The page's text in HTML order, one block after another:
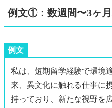
例文①：数週間〜3ヶ
例文
私は、短期留学経験で環境
来、異文化に触れる仕事に
持っており、新たな視野を